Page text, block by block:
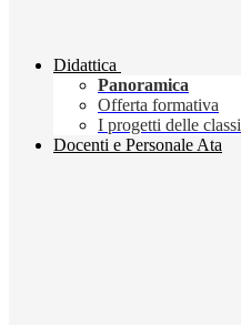
Didattica
Panoramica
Offerta formativa
I progetti delle classi
Docenti e Personale Ata